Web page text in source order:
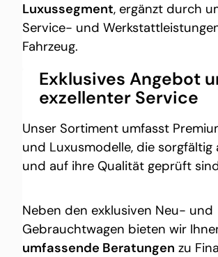
Luxussegment, ergänzt durch
Service- und
Fahrzeug.
Exklusives Angebot
exzellenter Service
Unser Sortiment umfasst
und Luxusmodelle, die sorgfältig
und auf ihre Qualität geprüft
Neben den exklusiven Neu- und
Gebrauchtwagen bieten wir
umfassende Beratungen zu